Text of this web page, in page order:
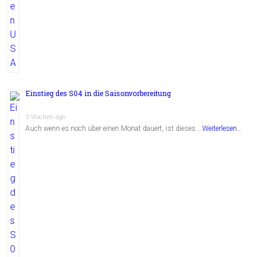
Einstieg des S04 in die Saisonvorbereitung
3 Wochen ago
Auch wenn es noch über einen Monat dauert, ist dieses …Weiterlesen...